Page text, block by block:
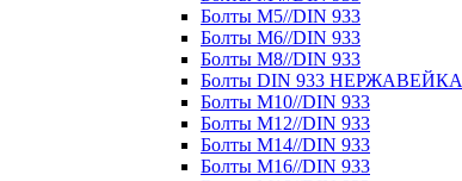
Болты М5//DIN 933
Болты М6//DIN 933
Болты М8//DIN 933
Болты DIN 933 НЕРЖАВЕЙКА
Болты М10//DIN 933
Болты М12//DIN 933
Болты М14//DIN 933
Болты М16//DIN 933